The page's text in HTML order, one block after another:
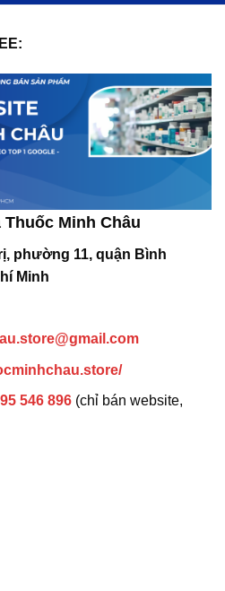
Minh Châu
phường 11, quận Bình
Minh
546 896 (chỉ bán website,